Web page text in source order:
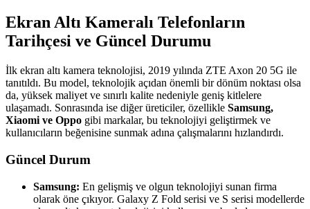
Ekran Altı Kameralı Telefonların
Tarihçesi ve Güncel Durumu
İlk ekran altı kamera teknolojisi, 2019 yılında ZTE Axon 20 5G ile
tanıtıldı. Bu model, teknolojik açıdan önemli bir dönüm noktası olsa
da, yüksek maliyet ve sınırlı kalite nedeniyle geniş kitlelere
ulaşamadı. Sonrasında ise diğer üreticiler, özellikle Samsung,
Xiaomi ve Oppo gibi markalar, bu teknolojiyi geliştirmek ve
kullanıcıların beğenisine sunmak adına çalışmalarını hızlandırdı.
Güncel Durum
Samsung: En gelişmiş ve olgun teknolojiyi sunan firma
olarak öne çıkıyor. Galaxy Z Fold serisi ve S serisi modellerde